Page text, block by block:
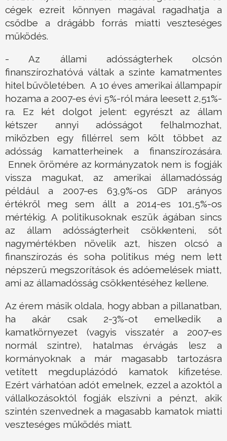
cégek ezreit könnyen magával ragadhatja a
csődbe a drágább forrás miatti veszteséges
működés.
- Az állami adósságterhek olcsón
finanszírozhatóvá váltak a szinte kamatmentes
hitel bűvöletében. A 10 éves amerikai állampapír
hozama a 2007-es évi 5%-ról mára leesett 2,51%-
ra. Ez két dolgot jelent: egyrészt az állam
kétszer annyi adósságot felhalmozhat,
miközben egy fillérrel sem költ többet az
adósság kamatterheinek a finanszírozására.
Ennek örömére az kormányzatok nem is fogják
vissza magukat, az amerikai államadósság
például a 2007-es 63,9%-os GDP arányos
értékről meg sem állt a 2014-es 101,5%-os
mértékig. A politikusoknak eszük ágában sincs
az állam adósságterheit csökkenteni, sőt
nagymértékben növelik azt, hiszen olcsó a
finanszírozás és soha politikus még nem lett
népszerű megszorítások és adóemelések miatt,
ami az államadósság csökkentéséhez kellene.
Az érem másik oldala, hogy abban a pillanatban,
ha akár csak 2-3%-ot emelkedik a
kamatkörnyezet (vagyis visszatér a 2007-es
normál szintre), hatalmas érvágás lesz a
kormányoknak a már magasabb tartozásra
vetített megduplázódó kamatok kifizetése.
Ezért várhatóan adót emelnek, ezzel a azoktól a
vállalkozásoktól fogják elszívni a pénzt, akik
szintén szenvednek a magasabb kamatok miatti
veszteséges működés miatt.